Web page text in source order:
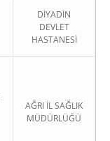
DİYADİN
DEVLET
HASTANESİ
AĞRI İL SAĞLIK
MÜDÜRLÜĞÜ